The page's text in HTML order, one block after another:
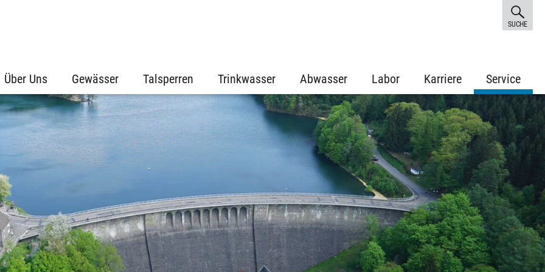
SUCHE
Über Uns Gewässer Talsperren Trinkwasser Abwasser Labor Karriere Service